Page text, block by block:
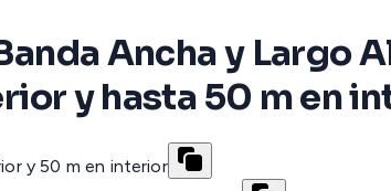
Ancha y Largo
y hasta 50 m en
y 50 m en interior